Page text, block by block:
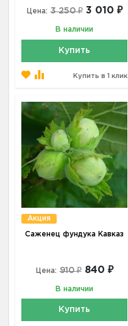
Цена: 3 250 ₽ 3 010 ₽
В наличии
Купить
Купить в 1 клик
Акция
Саженец фундука Кавказ
Цена: 910 ₽ 840 ₽
В наличии
Купить